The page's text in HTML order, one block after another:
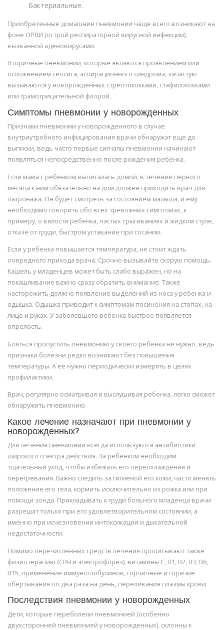
бактериальные.
Приобретенные домашние пневмонии чаще всего возникают на
фоне ОРВИ (острой респираторной вирусной инфекции),
вызванной аденовирусами.
Вторичные пневмонии, которые являются проявлением или
осложнением сепсиса, аспирационного синдрома, зачастую
вызываются у новорожденных стрептококками, стафилококками
или грамотрицательной флорой.
Симптомы пневмонии у новорожденных
Признаки пневмонии у новорожденного в случае
внутриутробного инфицирования врачи обнаружат еще до
выписки, ведь часто первые сигналы пневмонии начинают
появляться непосредственно после рождения ребенка.
Если мама с ребенком выписалась домой, в течение первого
месяца к ним обязательно на дом должен приходить врач для
патронажа. Он будет смотреть за состоянием малыша, и ему
необходимо говорить обо всех тревожных симптомах, к
примеру, о вялости ребенка, частых срыгиваниях и жидком стуле,
отказе от груди, быстром уставание при сосании.
Если у ребенка повышается температура, не стоит ждать
очередного прихода врача. Срочно вызывайте скорую помощь.
Кашель у младенцев может быть слабо выражен, но на
покашливание важно сразу обратить внимание. Также
насторожить должно появление выделений из носа у ребенка и
одышка. Одышка приводит к симптомам посинения на стопах, на
лице и руках. У заболевшего ребенка быстрее появляется
опрелость.
Бояться пропустить пневмонию у своего ребенка не нужно, ведь
признаки болезни редко возникают без повышения
температуры. А её нужно периодически измерять в целях
профилактики.
Врач, регулярно осматривая и выслушивая ребенка, легко сможет
обнаружить пневмонию.
Какое лечение назначают при пневмонии у
новорожденных?
Для лечения пневмонии всегда используются антибиотики
широкого спектра действия. За ребенком необходим
тщательный уход, чтобы избежать его переохлаждения и
перегревания. Важно следить за гигиеной его кожи, часто менять
положение его тела, кормить исключительно из рожка или при
помощи зонда. Прикладывать к груди больного младенца врачи
разрешат только при его удовлетворительном состоянии, а
именно при исчезновении интоксикации и дыхательной
недостаточности.
Помимо перечисленных средств лечения прописывают также
физиотерапию (СВЧ и электрофорез), витамины С, B1, В2, В3, В6,
В15, применение иммуноглобулинов, горчичные и горячие
обертывания по два раза на день, переливания плазмы крови.
Последствия пневмонии у новорожденных
Дети, которые переболели пневмонией (особенно
двухсторонней пневмонией у новорожденных), склонны к